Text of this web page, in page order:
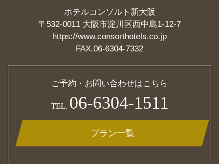
ホテルコンソルト新大阪
〒532-0011 大阪市淀川区西中島1-12-7
https://www.consorthotels.co.jp
FAX.06-6304-7332
ご予約・お問い合わせはこちら
TEL. 06-6304-1511
プラン一覧